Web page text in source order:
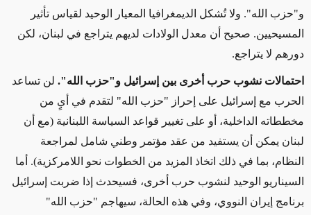
و"حزب الله". ولا تُشكل الديمغرافيا المعيار الوحيد لقياس تأثير
المسيحيين. صحيح أن معدل الولادات لديهم يتراجع في لبنان، لكن
دورهم لا يتراجع.
احتمالات نشوب حرب أخرى بين إسرائيل و"حزب الله".لن تساعد
الحرب مع إسرائيل على إحراز "حزب الله" لتقدم في أيٍ من
مخططاته الداخلية، أو على تغيير قواعد السياسة اللبنانية (مع أن
لبنان يمكن أن يستفيد من عقد مؤتمر وطني شامل لمراجعة
النظام، بما في ذلك اتخاذ المزيد من الخطوات نحو اللامركزية). أما
السيناريو الوحيد لنشوب حرب أخرى، فسيحدث إذا ضربت إسرائيل
برنامج إيران النووي، وفي هذه الحالة، سيهاجم "حزب الله"